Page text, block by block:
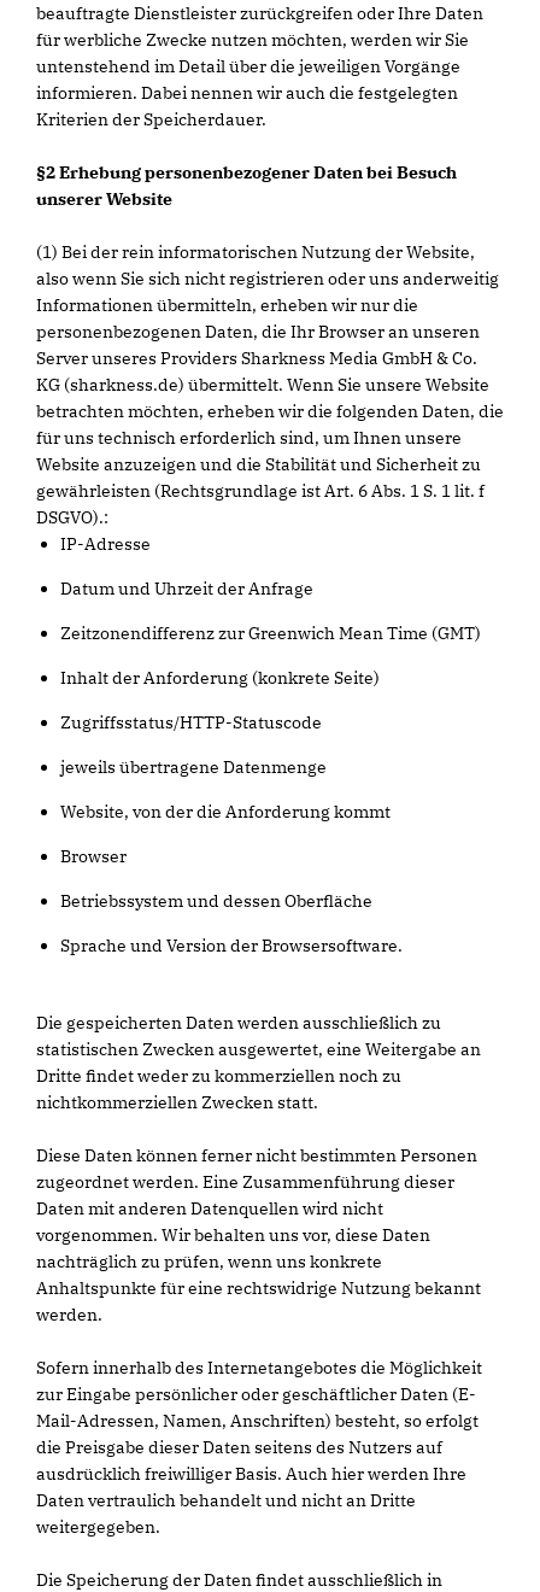
beauftragte Dienstleister zurückgreifen oder Ihre Daten
für werbliche Zwecke nutzen möchten, werden wir Sie
untenstehend im Detail über die jeweiligen Vorgänge
informieren. Dabei nennen wir auch die festgelegten
Kriterien der Speicherdauer.
§2 Erhebung personenbezogener Daten bei Besuch
unserer Website
(1) Bei der rein informatorischen Nutzung der Website,
also wenn Sie sich nicht registrieren oder uns anderweitig
Informationen übermitteln, erheben wir nur die
personenbezogenen Daten, die Ihr Browser an unseren
Server unseres Providers Sharkness Media GmbH & Co.
KG (sharkness.de) übermittelt. Wenn Sie unsere Website
betrachten möchten, erheben wir die folgenden Daten, die
für uns technisch erforderlich sind, um Ihnen unsere
Website anzuzeigen und die Stabilität und Sicherheit zu
gewährleisten (Rechtsgrundlage ist Art. 6 Abs. 1 S. 1 lit. f
DSGVO).:
IP-Adresse
Datum und Uhrzeit der Anfrage
Zeitzonendifferenz zur Greenwich Mean Time (GMT)
Inhalt der Anforderung (konkrete Seite)
Zugriffsstatus/HTTP-Statuscode
jeweils übertragene Datenmenge
Website, von der die Anforderung kommt
Browser
Betriebssystem und dessen Oberfläche
Sprache und Version der Browsersoftware.
Die gespeicherten Daten werden ausschließlich zu
statistischen Zwecken ausgewertet, eine Weitergabe an
Dritte findet weder zu kommerziellen noch zu
nichtkommerziellen Zwecken statt.
Diese Daten können ferner nicht bestimmten Personen
zugeordnet werden. Eine Zusammenführung dieser
Daten mit anderen Datenquellen wird nicht
vorgenommen. Wir behalten uns vor, diese Daten
nachträglich zu prüfen, wenn uns konkrete
Anhaltspunkte für eine rechtswidrige Nutzung bekannt
werden.
Sofern innerhalb des Internetangebotes die Möglichkeit
zur Eingabe persönlicher oder geschäftlicher Daten (E-
Mail-Adressen, Namen, Anschriften) besteht, so erfolgt
die Preisgabe dieser Daten seitens des Nutzers auf
ausdrücklich freiwilliger Basis. Auch hier werden Ihre
Daten vertraulich behandelt und nicht an Dritte
weitergegeben.
Die Speicherung der Daten findet ausschließlich in